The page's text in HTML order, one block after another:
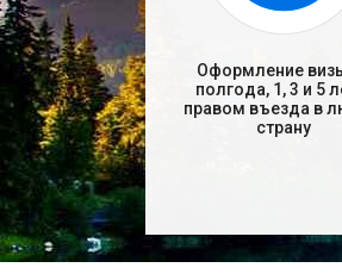
Оформление
полгода, 1, 3 и 5
правом въезда в
страну